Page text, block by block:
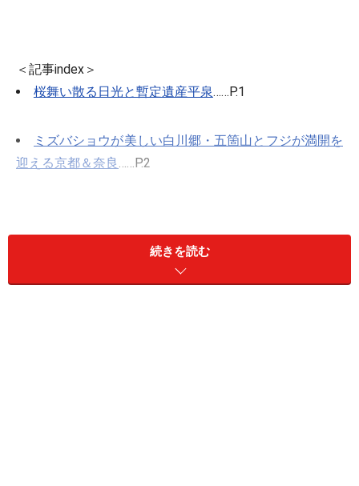
＜記事index＞
桜舞い散る日光と暫定遺産平泉……P.1
ミズバショウが美しい白川郷・五箇山とフジが満開を
迎える京都＆奈良 ……P.2
諸島……P.3
続きを読む